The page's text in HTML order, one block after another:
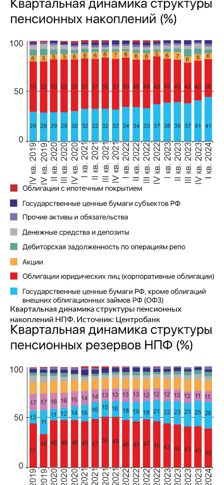
Квартальная динамика структуры пенсионных
накоплений НПФ. Источник: Центробанк